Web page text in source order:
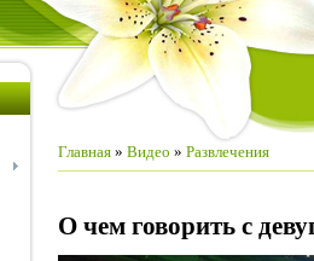
Главная » Видео » Развлечения
О чем говорить с